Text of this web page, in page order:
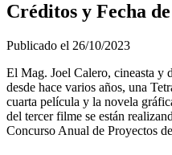
Créditos y Fecha
Publicado el 26/10/2023
El Mag. Joel Calero, cineasta y
desde hace varios años, una
cuarta película y la novela
del tercer filme se están
Concurso Anual de Proyectos